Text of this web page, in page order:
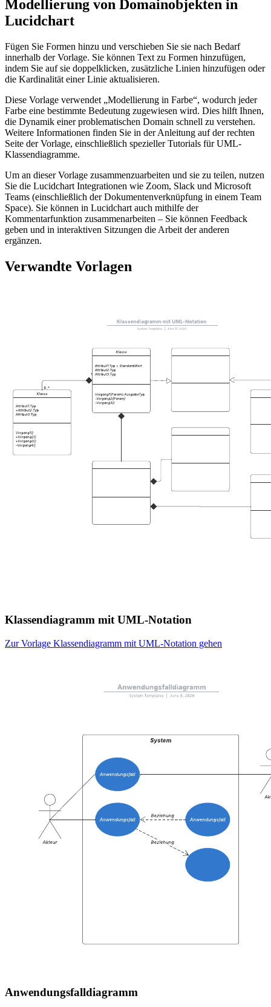
Modellierung von Domainobjekten in
Lucidchart
Fügen Sie Formen hinzu und verschieben Sie sie nach Bedarf
innerhalb der Vorlage. Sie können Text zu Formen hinzufügen,
indem Sie auf sie doppelklicken, zusätzliche Linien hinzufügen oder
die Kardinalität einer Linie aktualisieren.
Diese Vorlage verwendet „Modellierung in Farbe“, wodurch jeder
Farbe eine bestimmte Bedeutung zugewiesen wird. Dies hilft Ihnen,
die Dynamik einer problematischen Domain schnell zu verstehen.
Weitere Informationen finden Sie in der Anleitung auf der rechten
Seite der Vorlage, einschließlich spezieller Tutorials für UML-
Klassendiagramme.
Um an dieser Vorlage zusammenzuarbeiten und sie zu teilen, nutzen
Sie die Lucidchart Integrationen wie Zoom, Slack und Microsoft
Teams (einschließlich der Dokumentenverknüpfung in einem Team
Space). Sie können in Lucidchart auch mithilfe der
Kommentarfunktion zusammenarbeiten – Sie können Feedback
geben und in interaktiven Sitzungen die Arbeit der anderen
ergänzen.
Verwandte Vorlagen
Klassendiagramm mit UML-Notation
Zur Vorlage Klassendiagramm mit UML-Notation gehen
Anwendungsfalldiagramm